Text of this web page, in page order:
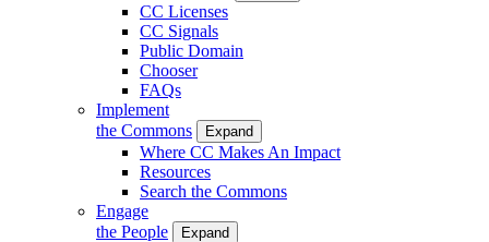
CC Licenses
CC Signals
Public Domain
Chooser
FAQs
Implement
the Commons
Expand
Where CC Makes An Impact
Resources
Search the Commons
Engage
the People
Expand